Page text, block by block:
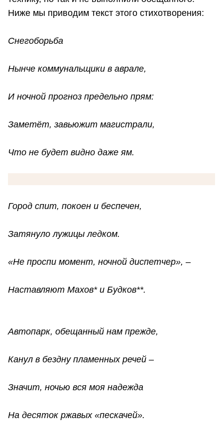
Ниже мы приводим текст этого стихотворения:
Снегоборьба
Нынче коммунальщики в аврале,
И ночной прогноз предельно прям:
Заметёт, завьюжит магистрали,
Что не будет видно даже ям.
Город спит, покоен и беспечен,
Затянуло лужицы ледком.
«Не проспи момент, ночной диспетчер», –
Наставляют Махов* и Будков**.
Автопарк, обещанный нам прежде,
Канул в бездну пламенных речей –
Значит, ночью вся моя надежда
На десяток ржавых «пескачей».